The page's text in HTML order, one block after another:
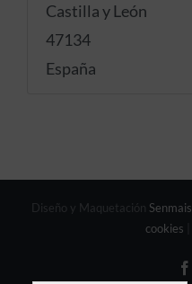
Castilla y León
47134
España
Diseño y Maquetación Senmais
cookies